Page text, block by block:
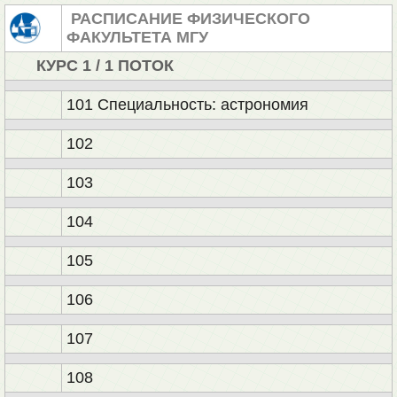
РАСПИСАНИЕ ФИЗИЧЕСКОГО
ФАКУЛЬТЕТА МГУ
КУРС 1 / 1 ПОТОК
101 Специальность: астрономия
102
103
104
105
106
107
108